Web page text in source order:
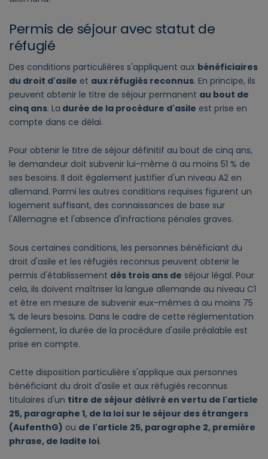
Permis de séjour avec statut de
réfugié
Des conditions particulières s'appliquent aux bénéficiaires
du droit d'asile et aux réfugiés reconnus. En principe, ils
peuvent obtenir le titre de séjour permanent au bout de
cinq ans. La durée de la procédure d'asile est prise en
compte dans ce délai.
Pour obtenir le titre de séjour définitif au bout de cinq ans,
le demandeur doit subvenir lui-même à au moins 51 % de
ses besoins. Il doit également justifier d'un niveau A2 en
allemand. Parmi les autres conditions requises figurent un
logement suffisant, des connaissances de base sur
l'Allemagne et l'absence d'infractions pénales graves.
Sous certaines conditions, les personnes bénéficiant du
droit d'asile et les réfugiés reconnus peuvent obtenir le
permis d'établissement dès trois ans de séjour légal. Pour
cela, ils doivent maîtriser la langue allemande au niveau C1
et être en mesure de subvenir eux-mêmes à au moins 75
% de leurs besoins. Dans le cadre de cette réglementation
également, la durée de la procédure d'asile préalable est
prise en compte.
Cette disposition particulière s'applique aux personnes
bénéficiant du droit d'asile et aux réfugiés reconnus
titulaires d'un titre de séjour délivré en vertu de l'article
25, paragraphe 1, de la loi sur le séjour des étrangers
(AufenthG) ou de l'article 25, paragraphe 2, première
phrase, de ladite loi.